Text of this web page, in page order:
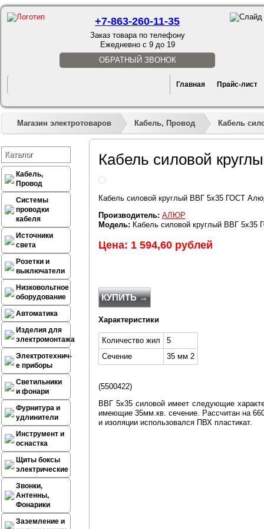
+7-863-260-11-35
Заказ товара по телефону
Ежедневно с 9 до 19
ОБРАТНЫЙ ЗВОНОК
Главная Прайс-лист
Магазин электротоваров Кабель, Провод Кабель
Каталог
Кабель,
Провод
Системы
проводки
кабеля
Источники
света
Розетки и
выключатели
Низковольтное
оборудование
Автоматика
Изделия для
электромонтажа
Электротехнич-
е приборы
Светильники
и фонари
Фурнитура и
удлинители
Инструмент и
оснастка
Щиты боксы
электрические
Звонки,
Антенны,
Фонарики
Заземление и
Кабель силовой
Кабель силовой круглый ВВГ 5х35 ГОСТ
Производитель: АЛЮР
Модель: Кабель силовой круглый ВВГ
Цена: 1 594,60 рублей
КУПИТЬ →
Характеристики
Количество жил
5
Сечение
35 мм 2
(5500422)
ВВГ 5х35 силовой имеет следующие
имеющие 35мм.кв. сечение. Рассчитан на
и изоляции использовался ПВХ пластикат.